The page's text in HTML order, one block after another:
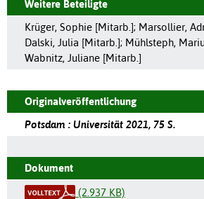
Weitere Beteiligte
Krüger, Sophie [Mitarb.]; Marsollier,
Dalski, Julia [Mitarb.]; Mühlsteph,
Wabnitz, Juliane [Mitarb.]
Originalveröffentlichung
Potsdam : Universität 2021, 75 S.
Dokument
(2.937 KB)